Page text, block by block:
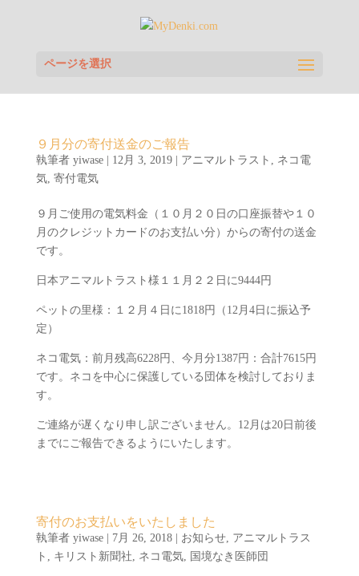
ページを選択
９月分の寄付送金のご報告
執筆者 yiwase| 12月 3, 2019| アニマルトラスト , ネコ電
気, 寄付電気
９月ご使用の電気料金（１０月２０日の口座振替や１０
月のクレジットカードのお支払い分）からの寄付の送金
です。
日本アニマルトラスト様１１月２２日に9444円
ペットの里様：１２月４日に1818円（12月4日に振込予
定）
ネコ電気：前月残高6228円、今月分1387円：合計7615円
です。ネコを中心に保護している団体を検討しておりま
す。
ご連絡が遅くなり申し訳ございません。12月は20日前後
までにご報告できるようにいたします。
寄付のお支払いをいたしました
執筆者 yiwase| 7月 26, 2018| お知らせ, アニマルトラス
ト , キリスト新聞社, ネコ電気, 国境なき医師団